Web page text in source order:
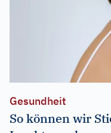
Gesundheit
So können wir